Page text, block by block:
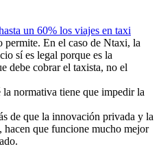
un 60% los viajes en taxi
permite. En el caso de Ntaxi, la
sí es legal porque es la
debe cobrar el taxista, no el
normativa tiene que impedir la
de que la innovación privada y la
hacen que funcione mucho mejor